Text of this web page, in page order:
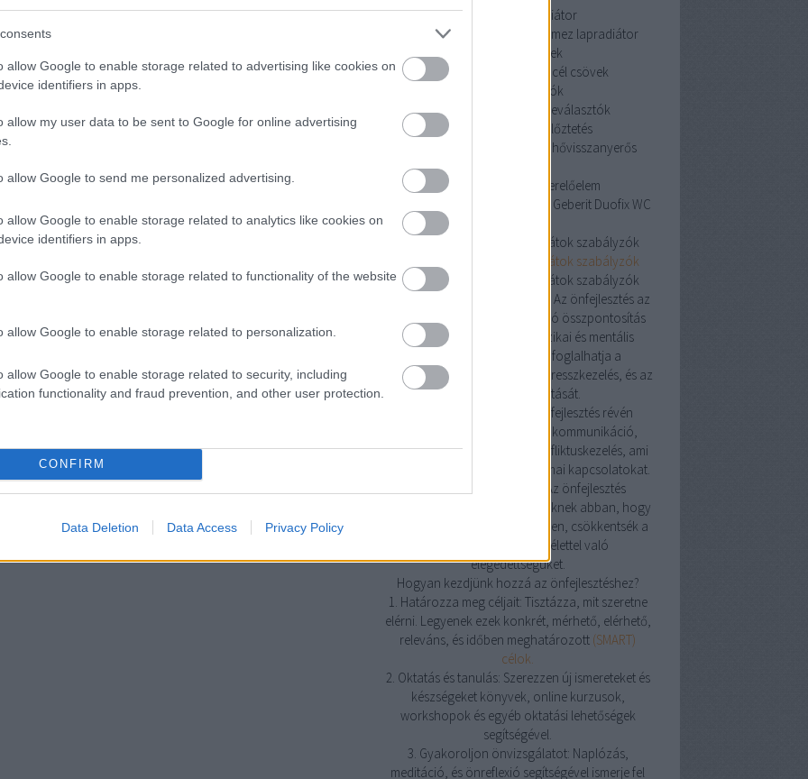
allow Google to enable storage related to advertising like cookies on
identifiers in apps.
allow my user data to be sent to Google for online advertising
allow Google to send me personalized advertising.
allow Google to enable storage related to analytics like cookies on
identifiers in apps.
allow Google to enable storage related to functionality of the website
allow Google to enable storage related to personalization.
allow Google to enable storage related to security, including
functionality and fraud prevention, and other user protection.
CONFIRM
Data Deletion Data Access Privacy Policy
acéllemez lapradiátor
acéllemez lapradiátor
acéllemez lapradiátor
szénacél csövek
szénacél csövek
szénacél csövek
iszapleválasztók
iszapleválasztók
iszapleválasztók
hővisszanyerős szellőztetés
hővisszanyerős
Geberit Duofix WC szerelőelem
Geberit Duofix WC
Honeywell helyiségtermosztátok szabályzók
Honeywell helyiségtermosztátok szabályzók
Honeywell helyiségtermosztátok szabályzók
3. Pozitív hatás az egészségre: Az önfejlesztés az
egészségesebb életmódra való összpontosítás
révén javíthatja az egyén fizikai és mentális
egészségét. Ez magában foglalhatja a
táplálkozás, a testmozgás, a stresszkezelés, és az
alvásminőség javítását.
4. Jobb kapcsolatok: Az önfejlesztés révén
javulhat az emberek közötti kommunikáció,
empatikus képességek, és konfliktuskezelés, ami
erősítheti a személyes és szakmai kapcsolatokat.
5. Tudatosság és jelenlét: Az önfejlesztés
gyakorlása segíthet az embereknek abban, hogy
tudatosabban éljenek a jelenben, csökkentsék a
stresszt és növeljék az élettel való
elégedettségüket.
Hogyan kezdjünk hozzá az önfejlesztéshez?
1. Határozza meg céljait: Tisztázza, mit szeretne
elérni. Legyenek ezek konkrét, mérhető, elérhető,
releváns, és időben meghatározott (SMART)
célok.
2. Oktatás és tanulás: Szerezzen új ismereteket és
készségeket könyvek, online kurzusok,
workshopok és egyéb oktatási lehetőségek
segítségével.
3. Gyakoroljon önvizsgálatot: Naplózás,
meditáció, és önreflexió segítségével ismerje fel